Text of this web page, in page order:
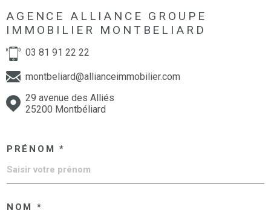
AGENCE ALLIANCE GROUPE
IMMOBILIER MONTBELIARD
03 81 91 22 22
montbeliard@allianceimmobilier.com
29 avenue des Alliés
25200 Montbéliard
PRÉNOM *
NOM *